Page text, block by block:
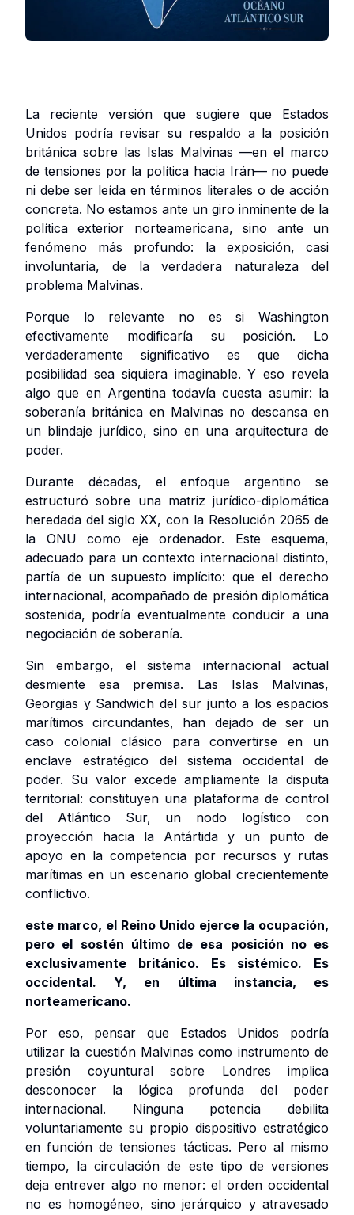
La reciente versión que sugiere que Estados
Unidos podría revisar su respaldo a la posición
británica sobre las Islas Malvinas —en el marco
de tensiones por la política hacia Irán— no puede
ni debe ser leída en términos literales o de acción
concreta. No estamos ante un giro inminente de la
política exterior norteamericana, sino ante un
fenómeno más profundo: la exposición, casi
involuntaria, de la verdadera naturaleza del
problema Malvinas.
Porque lo relevante no es si Washington
efectivamente modificaría su posición. Lo
verdaderamente significativo es que dicha
posibilidad sea siquiera imaginable. Y eso revela
algo que en Argentina todavía cuesta asumir: la
soberanía británica en Malvinas no descansa en
un blindaje jurídico, sino en una arquitectura de
poder.
Durante décadas, el enfoque argentino se
estructuró sobre una matriz jurídico-diplomática
heredada del siglo XX, con la Resolución 2065 de
la ONU como eje ordenador. Este esquema,
adecuado para un contexto internacional distinto,
partía de un supuesto implícito: que el derecho
internacional, acompañado de presión diplomática
sostenida, podría eventualmente conducir a una
negociación de soberanía.
Sin embargo, el sistema internacional actual
desmiente esa premisa. Las Islas Malvinas,
Georgias y Sandwich del sur junto a los espacios
marítimos circundantes, han dejado de ser un
caso colonial clásico para convertirse en un
enclave estratégico del sistema occidental de
poder. Su valor excede ampliamente la disputa
territorial: constituyen una plataforma de control
del Atlántico Sur, un nodo logístico con
proyección hacia la Antártida y un punto de
apoyo en la competencia por recursos y rutas
marítimas en un escenario global crecientemente
conflictivo.
este marco, el Reino Unido ejerce la ocupación,
pero el sostén último de esa posición no es
exclusivamente británico. Es sistémico. Es
occidental. Y, en última instancia, es
norteamericano.
Por eso, pensar que Estados Unidos podría
utilizar la cuestión Malvinas como instrumento de
presión coyuntural sobre Londres implica
desconocer la lógica profunda del poder
internacional. Ninguna potencia debilita
voluntariamente su propio dispositivo estratégico
en función de tensiones tácticas. Pero al mismo
tiempo, la circulación de este tipo de versiones
deja entrever algo no menor: el orden occidental
no es homogéneo, sino jerárquico y atravesado